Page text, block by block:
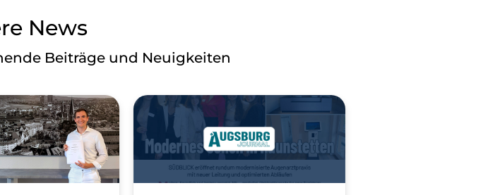
GmbH ist gemäß der
Nutzerinnen und -Nutzer diese
sind sowohl Kundinnen und
GmbH. Mitarbeitende der
Teilnahme ausgeschlossen. Das
Beitrags auf unserem
Zeitpunkt. Details zu den Laufzeiten
News
Beiträge und Neuigkeiten